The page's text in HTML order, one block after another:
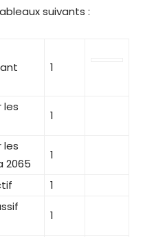
suivants :
1
les
1
les
2065
1
1
1